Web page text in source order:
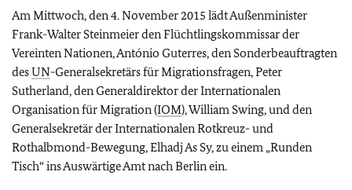
Am Mittwoch, den 4. November 2015 lädt Außenminister
Frank-Walter Steinmeier den Flüchtlingskommissar der
Vereinten Nationen, António Guterres, den Sonderbeauftragten
desUN-Generalsekretärs für Migrationsfragen, Peter
Sutherland, den Generaldirektor der Internationalen
Organisation für Migration (IOM), William Swing, und den
Generalsekretär der Internationalen Rotkreuz- und
Rothalbmond-Bewegung, Elhadj As Sy, zu einem „Runden
Tisch“ ins Auswärtige Amt nach Berlin ein.